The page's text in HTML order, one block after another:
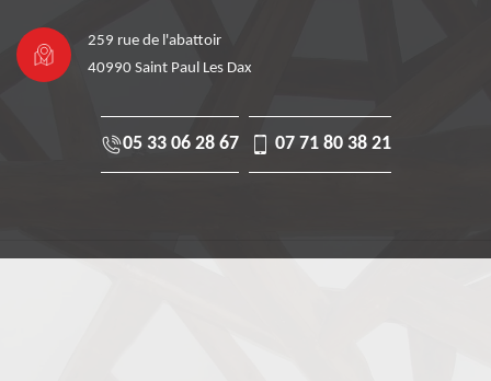
259 rue de l'abattoir
40990 Saint Paul Les Dax
05 33 06 28 67 07 71 80 38 21